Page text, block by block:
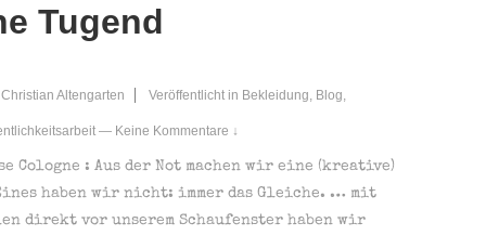
Tugend
Christian Altengarten Veröffentlicht in Bekleidung Blog
— Keine Kommentare ↓
Cologne : Aus der Not machen wir eine (kreative)
haben wir nicht: immer das Gleiche. … mit
direkt vor unserem Schaufenster haben wir